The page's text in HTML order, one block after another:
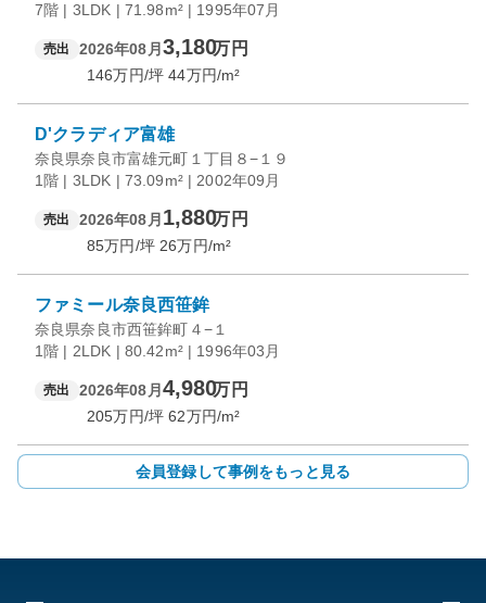
7階 | 3LDK | 71.98m² | 1995年07月
売出 2026年08月 3,180万円
146万円/坪 44万円/m²
D'クラディア富雄
奈良県奈良市富雄元町１丁目８−１９
1階 | 3LDK | 73.09m² | 2002年09月
売出 2026年08月 1,880万円
85万円/坪 26万円/m²
ファミール奈良西笹鉾
奈良県奈良市西笹鉾町４−１
1階 | 2LDK | 80.42m² | 1996年03月
売出 2026年08月 4,980万円
205万円/坪 62万円/m²
会員登録して事例をもっと見る